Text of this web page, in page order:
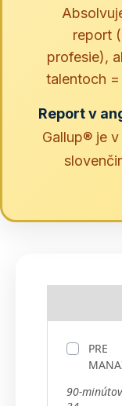
report
profesie),
talentoch
Report v
Gallup® je
PRE
90-